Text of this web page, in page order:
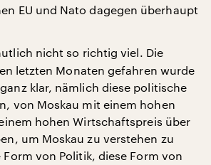
EU und Nato dagegen überhaupt
nicht so richtig viel. Die
letzten Monaten gefahren wurde
klar, nämlich diese politische
von Moskau mit einem hohen
hohen Wirtschaftspreis über
um Moskau zu verstehen zu
Form von Politik, diese Form von